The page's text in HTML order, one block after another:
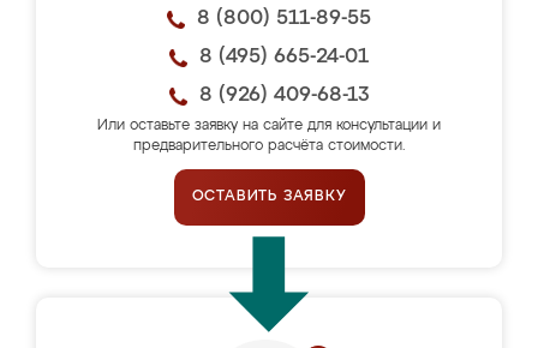
8 (800) 511-89-55
8 (495) 665-24-01
8 (926) 409-68-13
Или оставьте заявку на сайте для консультации и
предварительного расчёта стоимости.
ОСТАВИТЬ ЗАЯВКУ